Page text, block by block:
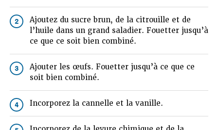
2
Ajoutez du sucre brun, de la citrouille et de
l’huile dans un grand saladier. Fouetter jusqu’à
ce que ce soit bien combiné.
3
Ajouter les œufs. Fouetter jusqu’à ce que ce
soit bien combiné.
4 Incorporez la cannelle et la vanille.